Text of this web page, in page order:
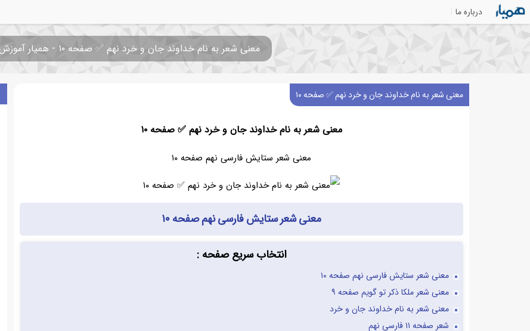
درباره ما
معنی شعر به نام خداوند جان و خرد نهم ✅ صفحه ۱۰ - همیار آموزش
معنی شعر به نام خداوند جان و خرد نهم ✅ صفحه ۱۰
معنی شعر به نام خداوند جان و خرد نهم ✅ صفحه ۱۰
معنی شعر ستایش فارسی نهم صفحه ۱۰
معنی شعر ستایش فارسی نهم صفحه ۱۰
انتخاب سریع صفحه :
معنی شعر ستایش فارسی نهم صفحه ۱۰
معنی شعر ملکا ذکر تو گویم صفحه ۹
معنی شعر به نام خداوند جان و خرد
شعر صفحه ۱۱ فارسی نهم